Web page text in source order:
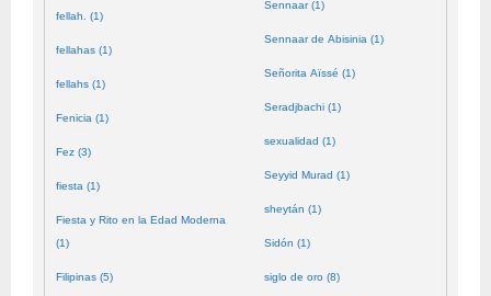
fellah. (1)
fellahas (1)
fellahs (1)
Fenicia (1)
Fez (3)
fiesta (1)
Fiesta y Rito en la Edad Moderna
(1)
Filipinas (5)
Sennaar (1)
Sennaar de Abisinia (1)
Señorita Aïssé (1)
Seradjbachi (1)
sexualidad (1)
Seyyid Murad (1)
sheytán (1)
Sidón (1)
siglo de oro (8)